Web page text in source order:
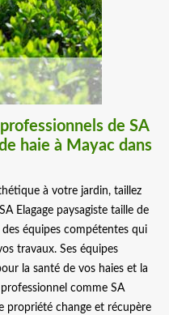
de SA
haie à Mayac dans
à votre jardin, taillez
Elagage paysagiste taille de
équipes compétentes qui
travaux. Ses équipes
la santé de vos haies et la
comme SA
propriété change et récupère